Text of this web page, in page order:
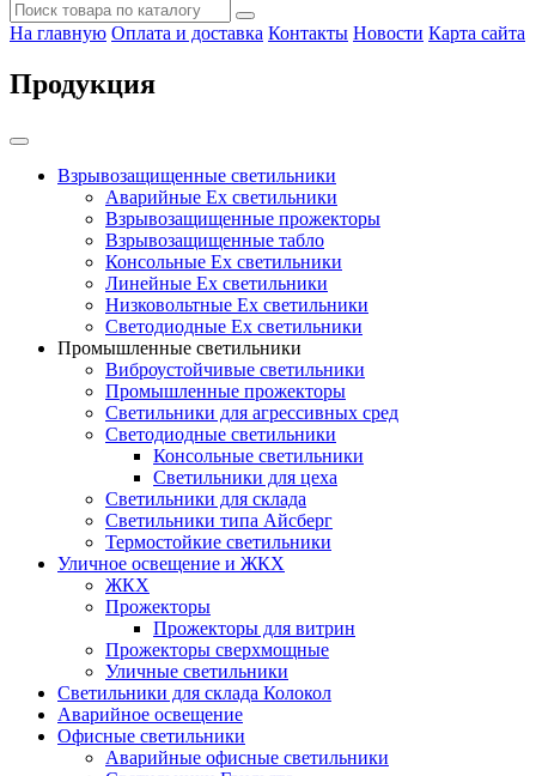
На главную Оплата и доставка Контакты Новости Карта сайта
Продукция
Взрывозащищенные светильники
Аварийные Ex светильники
Взрывозащищенные прожекторы
Взрывозащищенные табло
Консольные Ех светильники
Линейные Ex светильники
Низковольтные Ex светильники
Светодиодные Ex светильники
Промышленные светильники
Виброустойчивые светильники
Промышленные прожекторы
Светильники для агрессивных сред
Светодиодные светильники
Консольные светильники
Светильники для цеха
Светильники для склада
Светильники типа Айсберг
Термостойкие светильники
Уличное освещение и ЖКХ
ЖКХ
Прожекторы
Прожекторы для витрин
Прожекторы сверхмощные
Уличные светильники
Светильники для склада Колокол
Аварийное освещение
Офисные светильники
Аварийные офисные светильники